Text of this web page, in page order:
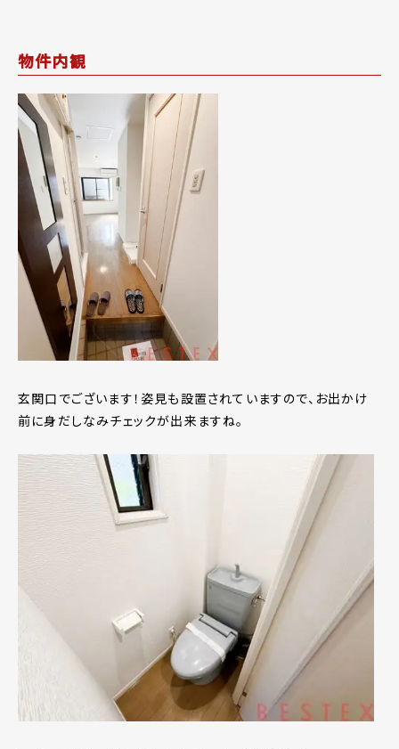
物件内観
玄関口でございます！姿見も設置されていますので、お出かけ
前に身だしなみチェックが出来ますね。